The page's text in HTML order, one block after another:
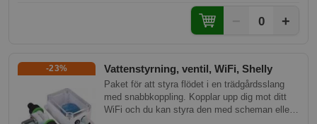
0 +
Vattenstyrning, ventil, WiFi, Shelly
-23%
Paket för att styra flödet i en trädgårdsslang
med snabbkoppling. Kopplar upp dig mot ditt
WiFi och du kan styra den med scheman eller